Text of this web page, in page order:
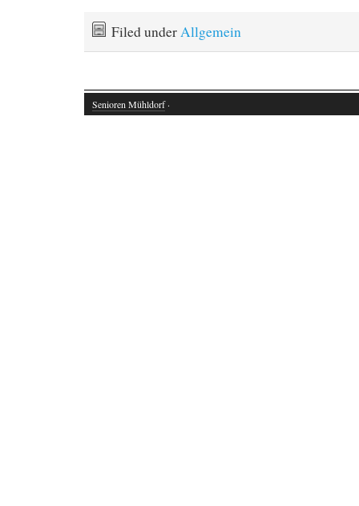
Filed underAllgemein
Senioren Mühldorf·